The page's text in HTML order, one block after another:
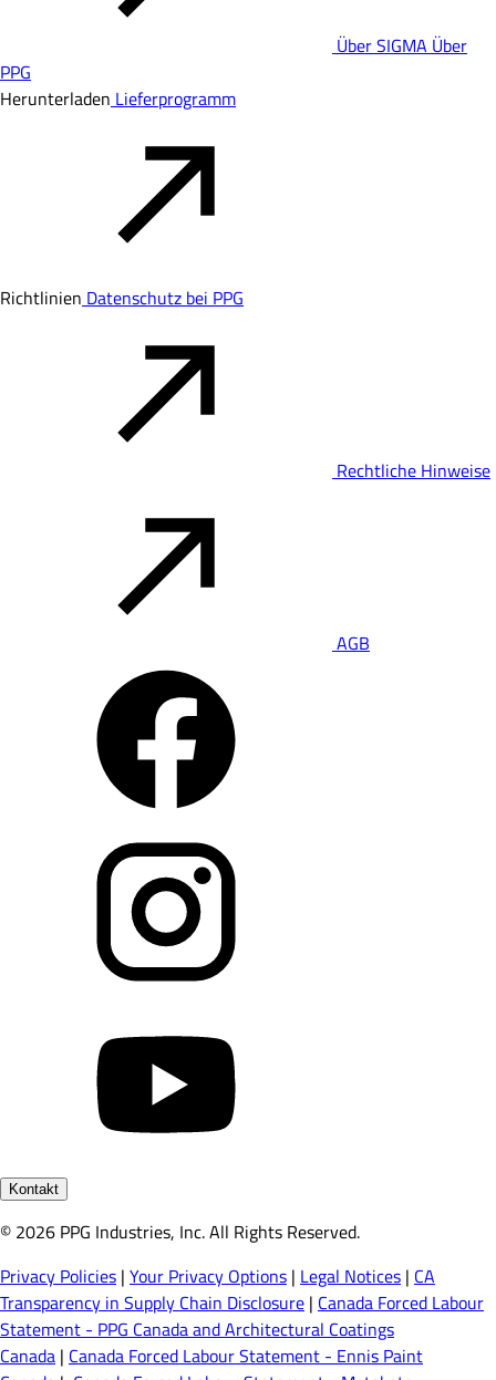
Über SIGMA Über
PPG
Herunterladen Lieferprogramm
Richtlinien Datenschutz bei PPG
Rechtliche Hinweise
AGB
Kontakt
© 2026 PPG Industries, Inc. All Rights Reserved.
Privacy Policies | Your Privacy Options | Legal Notices | CA
Transparency in Supply Chain Disclosure | Canada Forced Labour
Statement - PPG Canada and Architectural Coatings
Canada | Canada Forced Labour Statement - Ennis Paint